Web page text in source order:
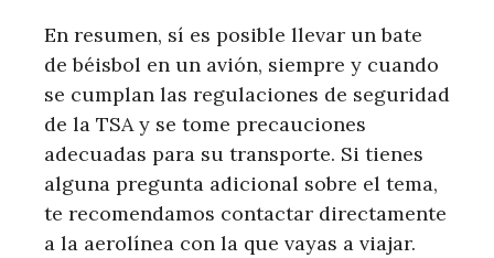
En resumen, sí es posible llevar un bate
de béisbol en un avión, siempre y cuando
se cumplan las regulaciones de seguridad
de la TSA y se tome precauciones
adecuadas para su transporte. Si tienes
alguna pregunta adicional sobre el tema,
te recomendamos contactar directamente
a la aerolínea con la que vayas a viajar.